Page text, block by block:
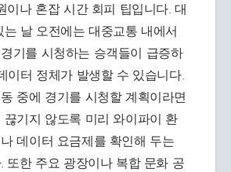
이나 혼잡 시간 회피 팁입니다. 대
는 날 오전에는 대중교통 내에서
기를 시청하는 승객들이 급증하
이터 정체가 발생할 수 있습니다.
중에 경기를 시청할 계획이라면
끊기지 않도록 미리 와이파이 환
데이터 요금제를 확인해 두는
또한 주요 광장이나 복합 문화 공